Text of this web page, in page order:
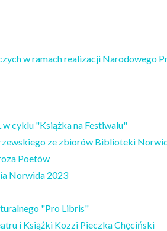
w ramach realizacji Narodowego
cyklu "Książka na Festiwalu"
ze zbiorów Biblioteki
Poetów
Norwida 2023
"Pro Libris"
i Książki Kozzi Pieczka Chęciński